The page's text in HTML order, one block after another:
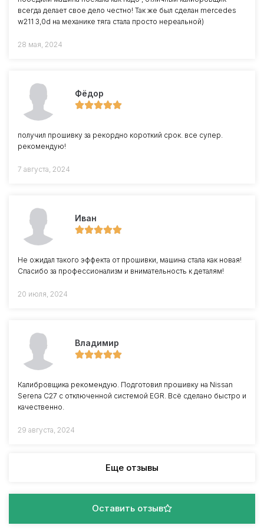
всегда делает свое дело честно! Так же был сделан mercedes
w211 3,0d на механике тяга стала просто нереальной)
28 мая, 2024
Фёдор
получил прошивку за рекордно короткий срок. все супер.
рекомендую!
7 августа, 2024
Иван
Не ожидал такого эффекта от прошивки, машина стала как новая!
Спасибо за профессионализм и внимательность к деталям!
20 июля, 2024
Владимир
Калибровщика рекомендую. Подготовил прошивку на Nissan
Serena C27 с отключенной системой EGR. Всё сделано быстро и
качественно.
29 августа, 2024
Еще отзывы
Оставить отзыв